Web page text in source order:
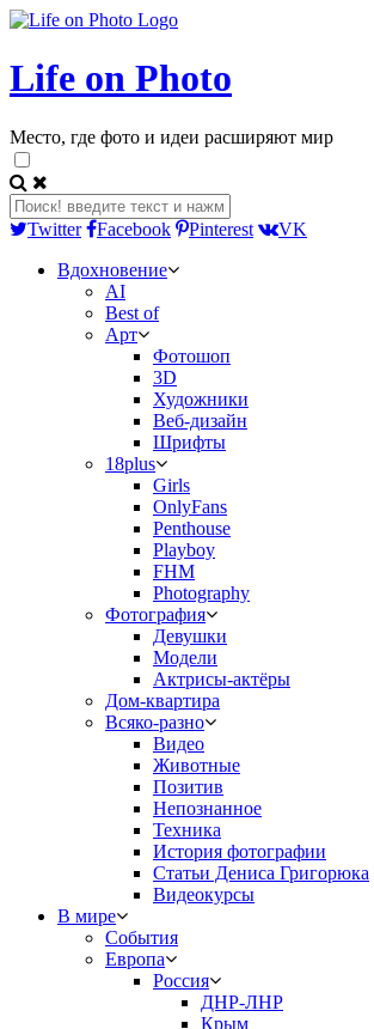
Life on Photo
Место, где фото и идеи расширяют мир
Twitter Facebook Pinterest
VK
Вдохновение
AI
Best of
Арт
Фотошоп
3D
Художники
Веб-дизайн
Шрифты
18plus
Girls
OnlyFans
Penthouse
Playboy
FHM
Photography
Фотография
Девушки
Модели
Актрисы-актёры
Дом-квартира
Всяко-разно
Видео
Животные
Позитив
Непознанное
Техника
История фотографии
Статьи Дениса Григорюка
Видеокурсы
В мире
События
Европа
Россия
ДНР-ЛНР
Крым